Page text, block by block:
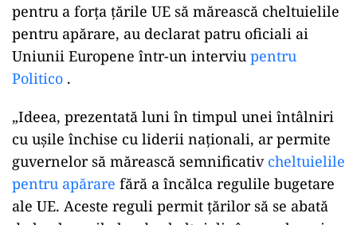
pentru a forța țările UE să mărească cheltuielile
pentru apărare, au declarat patru oficiali ai
Uniunii Europene într-un interviu pentru
Politico .
„Ideea, prezentată luni în timpul unei întâlniri
cu ușile închise cu liderii naționali, ar permite
guvernelor să mărească semnificativ cheltuielile
pentru apărare fără a încălca regulile bugetare
ale UE. Aceste reguli permit țărilor să se abată